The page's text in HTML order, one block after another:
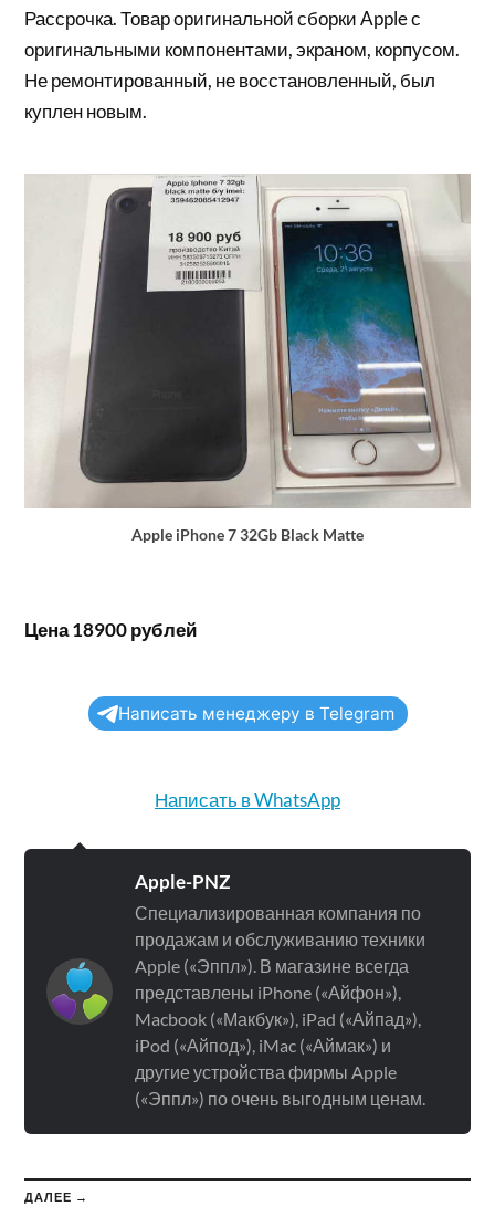
Рассрочка. Товар оригинальной сборки Apple с
оригинальными компонентами, экраном, корпусом.
Не ремонтированный, не восстановленный, был
куплен новым.
Apple iPhone 7 32Gb Black Matte
Цена 18900 рублей
Написать менеджеру в Telegram
Написать в WhatsApp
Apple-PNZ
Специализированная компания по
продажам и обслуживанию техники
Apple («Эппл»). В магазине всегда
представлены iPhone («Айфон»),
Macbook («Макбук»), iPad («Айпад»),
iPod («Айпод»), iMac («Аймак») и
другие устройства фирмы Apple
(«Эппл») по очень выгодным ценам.
ДАЛЕЕ →